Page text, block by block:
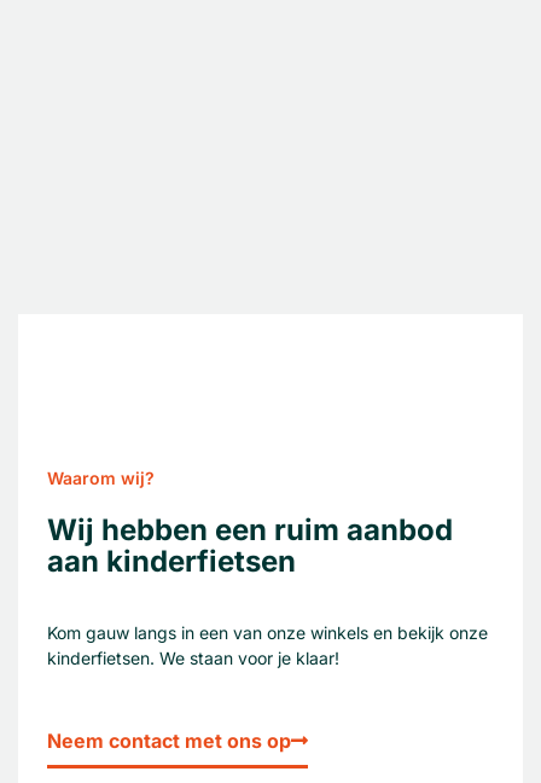
Waarom wij?
Wij hebben een ruim aanbod
aan kinderfietsen
Kom gauw langs in een van onze winkels en bekijk onze
kinderfietsen. We staan voor je klaar!
Neem contact met ons op